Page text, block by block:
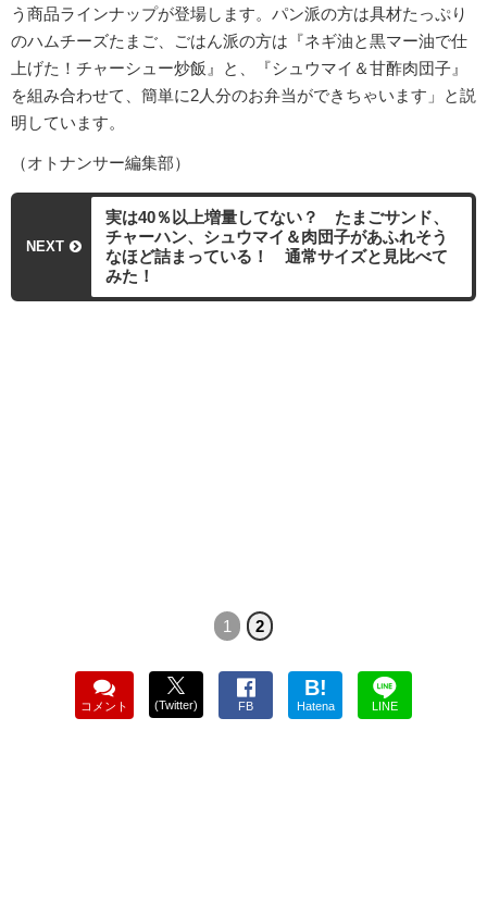
う商品ラインナップが登場します。パン派の方は具材たっぷり
のハムチーズたまご、ごはん派の方は『ネギ油と黒マー油で仕
上げた！チャーシュー炒飯』と、『シュウマイ＆甘酢肉団子』
を組み合わせて、簡単に2人分のお弁当ができちゃいます」と説
明しています。
（オトナンサー編集部）
NEXT
実は40％以上増量してない？ たまごサンド、
チャーハン、シュウマイ＆肉団子があふれそう
なほど詰まっている！ 通常サイズと見比べて
みた！
1 2
コメント (Twitter) FB
B!
Hatena LINE